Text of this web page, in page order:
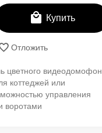
Купить
Отложить
цветного
коттеджей или
управления
воротами